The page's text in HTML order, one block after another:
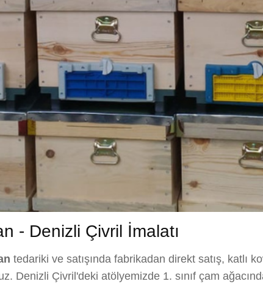
- Denizli Çivril İmalatı
tedariki ve satışında fabrikadan direkt satış, katlı
Denizli Çivril'deki atölyemizde 1. sınıf çam